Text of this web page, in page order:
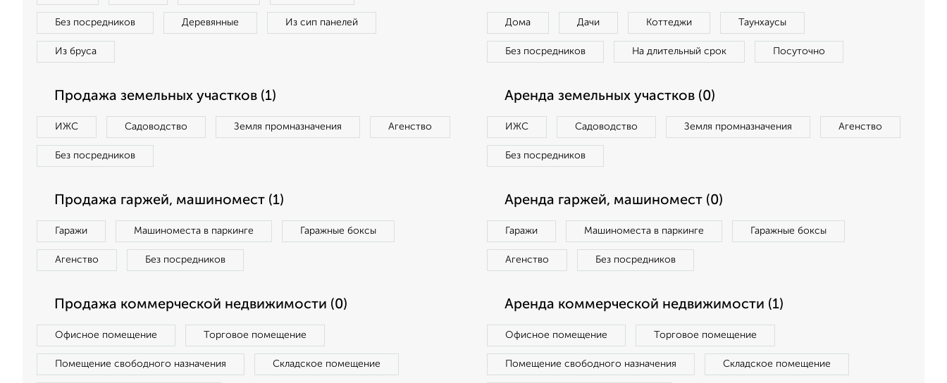
Без посредников Деревянные Из сип панелей
Из бруса
Дома Дачи Коттеджи Таунхаусы
Без посредников На длительный срок Посуточно
Продажа земельных участков (1)
ИЖС Садоводство Земля промназначения Агенство
Без посредников
Аренда земельных участков (0)
ИЖС Садоводство Земля промназначения Агенство
Без посредников
Продажа гаржей, машиномест (1)
Гаражи Машиноместа в паркинге Гаражные боксы
Агенство Без посредников
Аренда гаржей, машиномест (0)
Гаражи Машиноместа в паркинге Гаражные боксы
Агенство Без посредников
Продажа коммерческой недвижимости (0)
Офисное помещение Торговое помещение
Помещение свободного назначения Складское помещение
Аренда коммерческой недвижимости (1)
Офисное помещение Торговое помещение
Помещение свободного назначения Складское помещение